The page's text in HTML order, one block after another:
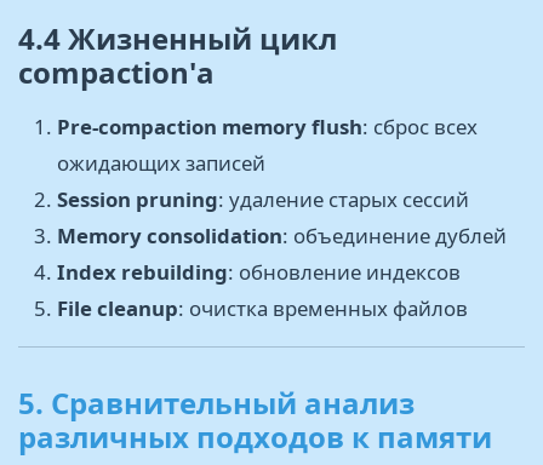
4.4 Жизненный цикл
compaction'а
Pre-compaction memory flush: сброс всех
ожидающих записей
Session pruning: удаление старых сессий
Memory consolidation: объединение дублей
Index rebuilding: обновление индексов
File cleanup: очистка временных файлов
5. Сравнительный анализ
различных подходов к памяти